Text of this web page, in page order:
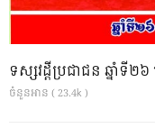
ទស្សវដ្តីប្រជាជន ឆ្នាំទី
ចំនួនអាន ( 23.4k )